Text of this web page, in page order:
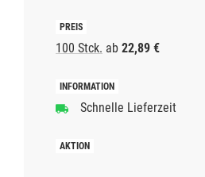
100 Stck. ab 22,89 €
Schnelle Lieferzeit